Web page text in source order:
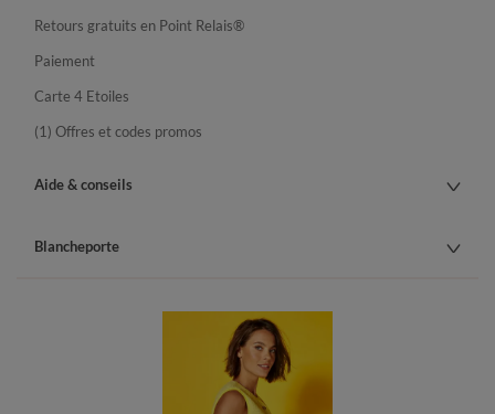
Retours gratuits en Point Relais®
Paiement
Carte 4 Etoiles
(1) Offres et codes promos
Aide & conseils
Blancheporte